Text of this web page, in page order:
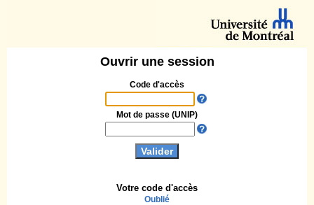
Ouvrir une session
Code d'accès
Votre code d'accès
Oublié
Mot de passe (UNIP)